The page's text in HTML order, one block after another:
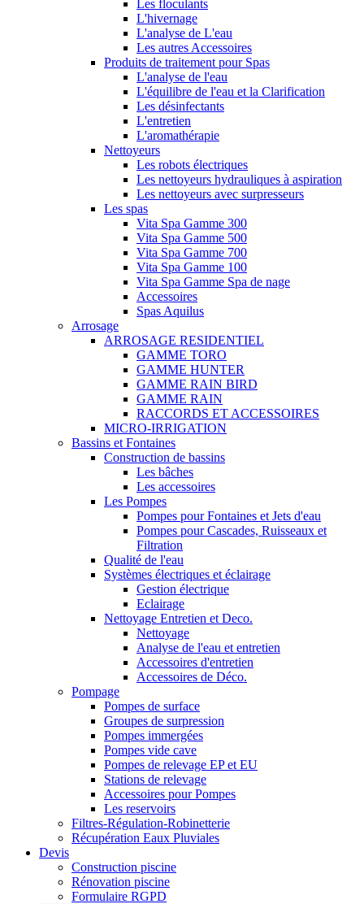
Les floculants
L'hivernage
L'analyse de L'eau
Les autres Accessoires
Produits de traitement pour Spas
L'analyse de l'eau
L'équilibre de l'eau et la Clarification
Les désinfectants
L'entretien
L'aromathérapie
Nettoyeurs
Les robots électriques
Les nettoyeurs hydrauliques à aspiration
Les nettoyeurs avec surpresseurs
Les spas
Vita Spa Gamme 300
Vita Spa Gamme 500
Vita Spa Gamme 700
Vita Spa Gamme 100
Vita Spa Gamme Spa de nage
Accessoires
Spas Aquilus
Arrosage
ARROSAGE RESIDENTIEL
GAMME TORO
GAMME HUNTER
GAMME RAIN BIRD
GAMME RAIN
RACCORDS ET ACCESSOIRES
MICRO-IRRIGATION
Bassins et Fontaines
Construction de bassins
Les bâches
Les accessoires
Les Pompes
Pompes pour Fontaines et Jets d'eau
Pompes pour Cascades, Ruisseaux et
Filtration
Qualité de l'eau
Systèmes électriques et éclairage
Gestion électrique
Eclairage
Nettoyage Entretien et Deco.
Nettoyage
Analyse de l'eau et entretien
Accessoires d'entretien
Accessoires de Déco.
Pompage
Pompes de surface
Groupes de surpression
Pompes immergées
Pompes vide cave
Pompes de relevage EP et EU
Stations de relevage
Accessoires pour Pompes
Les reservoirs
Filtres-Régulation-Robinetterie
Récupération Eaux Pluviales
Devis
Construction piscine
Rénovation piscine
Formulaire RGPD